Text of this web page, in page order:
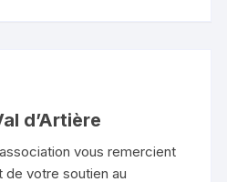
d’Artière
vous remercient
votre soutien au